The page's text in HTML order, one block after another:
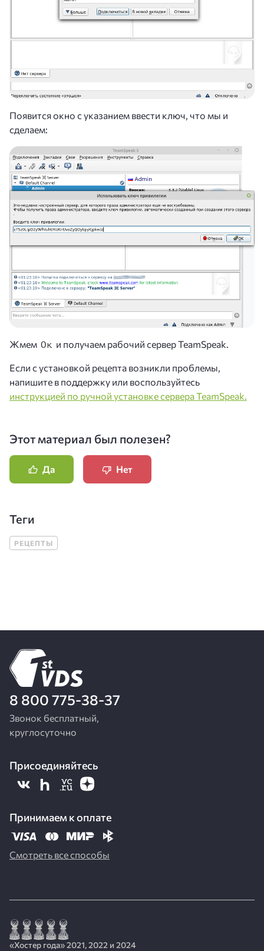
Появится окно с указанием ввести ключ, что мы и
сделаем:
Жмем Ок и получаем рабочий сервер TeamSpeak.
Если с установкой рецепта возникли проблемы,
напишите в поддержку или воспользуйтесь
инструкцией по ручной установке сервера TeamSpeak.
Этот материал был полезен?
Да Нет
Теги
РЕЦЕПТЫ
8 800 775-38-37
Звонок бесплатный,
круглосуточно
Присоединяйтесь
Принимаем к оплате
Смотреть все способы
«Хостер года» 2021, 2022 и 2024